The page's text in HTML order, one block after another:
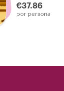
decir: ¡He
Ciudad del
€37.86
por persona